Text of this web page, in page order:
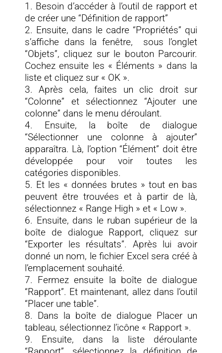
1. Besoin d’accéder à l’outil de rapport et
de créer une “Définition de rapport”
2. Ensuite, dans le cadre “Propriétés” qui
s’affiche dans la fenêtre, sous l’onglet
“Objets”, cliquez sur le bouton Parcourir.
Cochez ensuite les « Éléments » dans la
liste et cliquez sur « OK ».
3. Après cela, faites un clic droit sur
“Colonne” et sélectionnez “Ajouter une
colonne” dans le menu déroulant.
4. Ensuite, la boîte de dialogue
“Sélectionner une colonne à ajouter”
apparaîtra. Là, l’option “Élément” doit être
développée pour voir toutes les
catégories disponibles.
5. Et les « données brutes » tout en bas
peuvent être trouvées et à partir de là,
sélectionnez « Range High » et « Low ».
6. Ensuite, dans le ruban supérieur de la
boîte de dialogue Rapport, cliquez sur
“Exporter les résultats”. Après lui avoir
donné un nom, le fichier Excel sera créé à
l’emplacement souhaité.
7. Fermez ensuite la boîte de dialogue
“Rapport”. Et maintenant, allez dans l’outil
“Placer une table”.
8. Dans la boîte de dialogue Placer un
tableau, sélectionnez l’icône « Rapport ».
9. Ensuite, dans la liste déroulante